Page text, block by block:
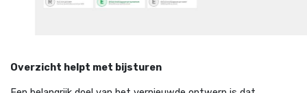
Overzicht helpt met bijsturen